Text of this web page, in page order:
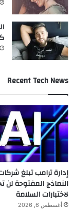
Recent Tech News
النماذج المفتوحة لن
لاختبارات السلامة
أغسطس 6, 2026